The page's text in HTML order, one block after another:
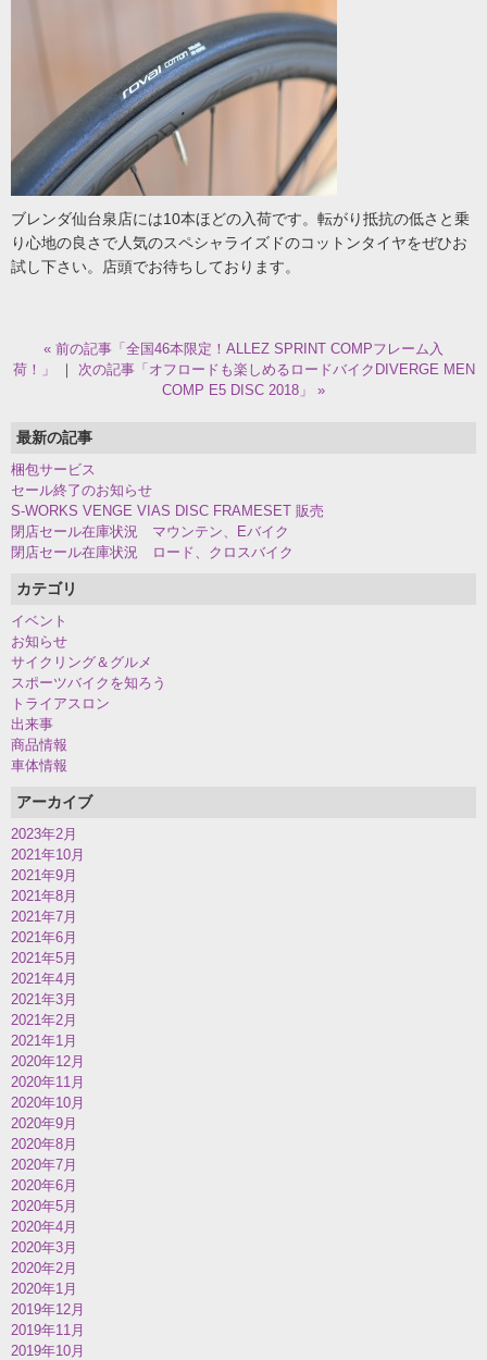
ブレンダ仙台泉店には10本ほどの入荷です。転がり抵抗の低さと乗
り心地の良さで人気のスペシャライズドのコットンタイヤをぜひお
試し下さい。店頭でお待ちしております。
« 前の記事「全国46本限定！ALLEZ SPRINT COMPフレーム入
荷！」
｜ 次の記事「オフロードも楽しめるロードバイクDIVERGE MEN
COMP E5 DISC 2018」 »
最新の記事
梱包サービス
セール終了のお知らせ
S-WORKS VENGE VIAS DISC FRAMESET 販売
閉店セール在庫状況 マウンテン、Eバイク
閉店セール在庫状況 ロード、クロスバイク
カテゴリ
イベント
お知らせ
サイクリング＆グルメ
スポーツバイクを知ろう
トライアスロン
出来事
商品情報
車体情報
アーカイブ
2023年2月
2021年10月
2021年9月
2021年8月
2021年7月
2021年6月
2021年5月
2021年4月
2021年3月
2021年2月
2021年1月
2020年12月
2020年11月
2020年10月
2020年9月
2020年8月
2020年7月
2020年6月
2020年5月
2020年4月
2020年3月
2020年2月
2020年1月
2019年12月
2019年11月
2019年10月